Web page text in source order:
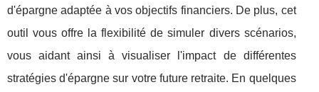
d'épargne adaptée à vos objectifs financiers. De plus, cet
outil vous offre la flexibilité de simuler divers scénarios,
vous aidant ainsi à visualiser l'impact de différentes
stratégies d'épargne sur votre future retraite. En quelques